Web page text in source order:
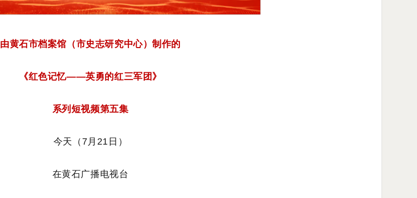
由黄石市档案馆（市史志研究中心）制作的
《红色记忆——英勇的红三军团》
系列短视频第五集
今天（7月21日）
在黄石广播电视台